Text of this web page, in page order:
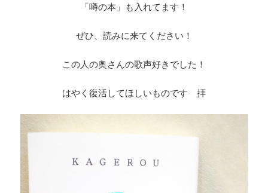
「噂の本」も入れてます！
ぜひ、読みに来てください！
この人の奥さんの歌声好きでした！
はやく復活してほしいものです 拝